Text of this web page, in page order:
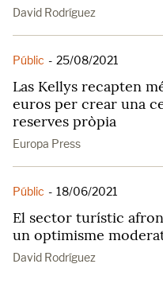
David Rodríguez
Públic - 25/08/2021
Las Kellys recapten
euros per crear una
reserves pròpia
Europa Press
Públic - 18/06/2021
El sector turístic
un optimisme
David Rodríguez